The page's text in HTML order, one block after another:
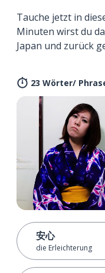
Tauche jetzt in
Minuten wirst du
Japan und zurück
23 Wörter/
安心
die Erleichterung